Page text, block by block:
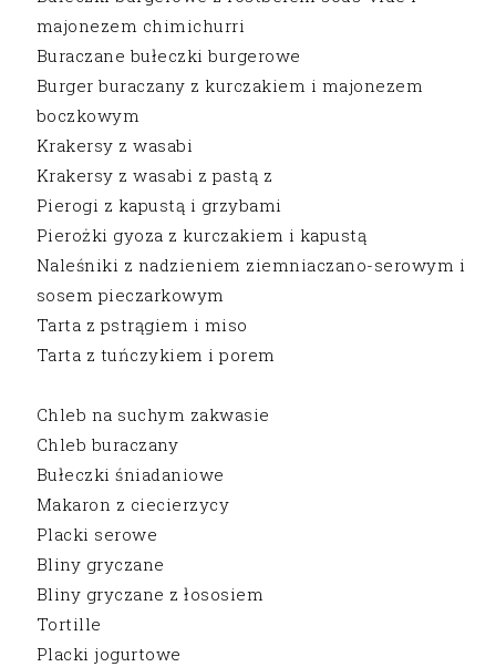
majonezem chimichurri
Buraczane bułeczki burgerowe
Burger buraczany z kurczakiem i majonezem
boczkowym
Krakersy z wasabi
Krakersy z wasabi z pastą z
Pierogi z kapustą i grzybami
Pierożki gyoza z kurczakiem i kapustą
Naleśniki z nadzieniem ziemniaczano-serowym i
sosem pieczarkowym
Tarta z pstrągiem i miso
Tarta z tuńczykiem i porem
Chleb na suchym zakwasie
Chleb buraczany
Bułeczki śniadaniowe
Makaron z ciecierzycy
Placki serowe
Bliny gryczane
Bliny gryczane z łososiem
Tortille
Placki jogurtowe